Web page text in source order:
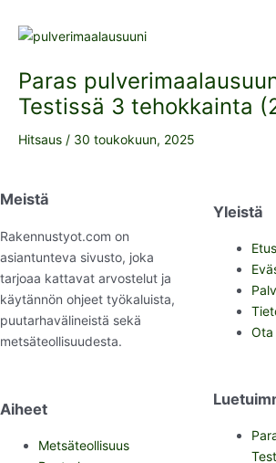
Paras
Testissä 3 tehokkainta
Hitsaus / 30 toukokuun, 2025
Meistä
Rakennustyot.com on
asiantunteva sivusto, joka
tarjoaa kattavat arvostelut ja
käytännön ohjeet työkaluista,
puutarhavälineistä sekä
metsäteollisuudesta.
Yleistä
Aiheet
Metsäteollisuus